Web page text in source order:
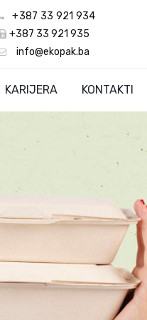
+387 33 921 934
+387 33 921 935
info@ekopak.ba
KARIJERA KONTAKTI